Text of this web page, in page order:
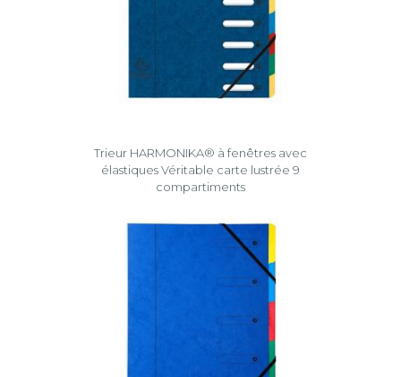
Trieur HARMONIKA® à fenêtres avec
élastiques Véritable carte lustrée 9
compartiments